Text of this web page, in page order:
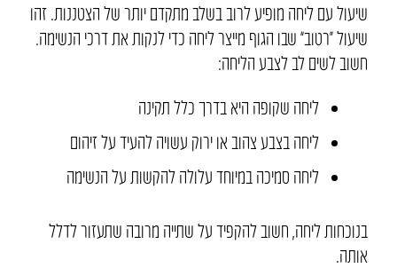
שיעול עם ליחה מופיע לרוב בשלב מתקדם יותר של הצטננות. זהו
שיעול “רטוב” שבו הגוף מייצר ליחה כדי לנקות את דרכי הנשימה.
חשוב לשים לב לצבע הליחה:
ליחה שקופה היא בדרך כלל תקינה
ליחה בצבע צהוב או ירוק עשויה להעיד על זיהום
ליחה סמיכה במיוחד עלולה להקשות על הנשימה
בנוכחות ליחה, חשוב להקפיד על שתייה מרובה שתעזור לדלל
אותה.